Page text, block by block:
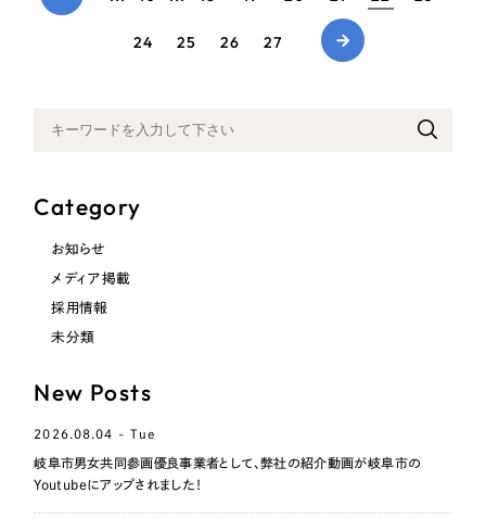
Category
お知らせ
メディア掲載
採用情報
未分類
New Posts
2026.08.04 - Tue
岐阜市男女共同参画優良事業者として、弊社の紹介動画が岐阜市の
Youtubeにアップされました！
24 25 26 27